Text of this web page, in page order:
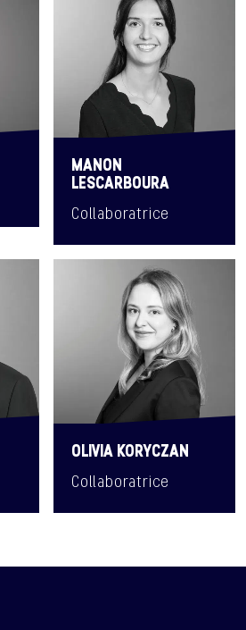
MANON
LESCARBOURA
Collaboratrice
OLIVIA KORYCZAN
Collaboratrice